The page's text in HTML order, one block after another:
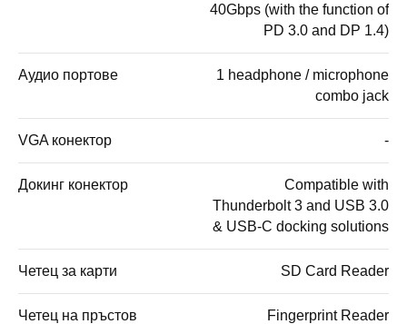
40Gbps (with the function of
PD 3.0 and DP 1.4)
Аудио портове
1 headphone / microphone
combo jack
VGA конектор -
Докинг конектор
Compatible with
Thunderbolt 3 and USB 3.0
& USB-C docking solutions
Четец за карти SD Card Reader
Четец на пръстов
Fingerprint Reader